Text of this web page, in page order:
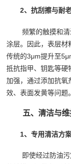
2、抗刮擦与耐
频繁的触摸和
涂层。因此，表层材
传统的3μm提升至
抵抗指甲、钥匙等硬
加强，通过添加抗氧
效、表面发黄等问题。
五、清洁与
1、专用清洁方
即使经过防油